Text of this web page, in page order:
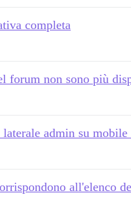
completa
forum non sono più
admin su
all'elenco